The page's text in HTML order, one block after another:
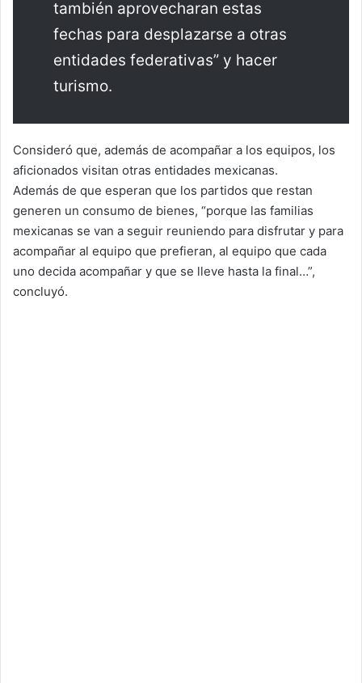
también aprovecharan estas
fechas para desplazarse a otras
entidades federativas” y hacer
turismo.
Consideró que, además de acompañar a los equipos, los
aficionados visitan otras entidades mexicanas.
Además de que esperan que los partidos que restan
generen un consumo de bienes, “porque las familias
mexicanas se van a seguir reuniendo para disfrutar y para
acompañar al equipo que prefieran, al equipo que cada
uno decida acompañar y que se lleve hasta la final…”,
concluyó.